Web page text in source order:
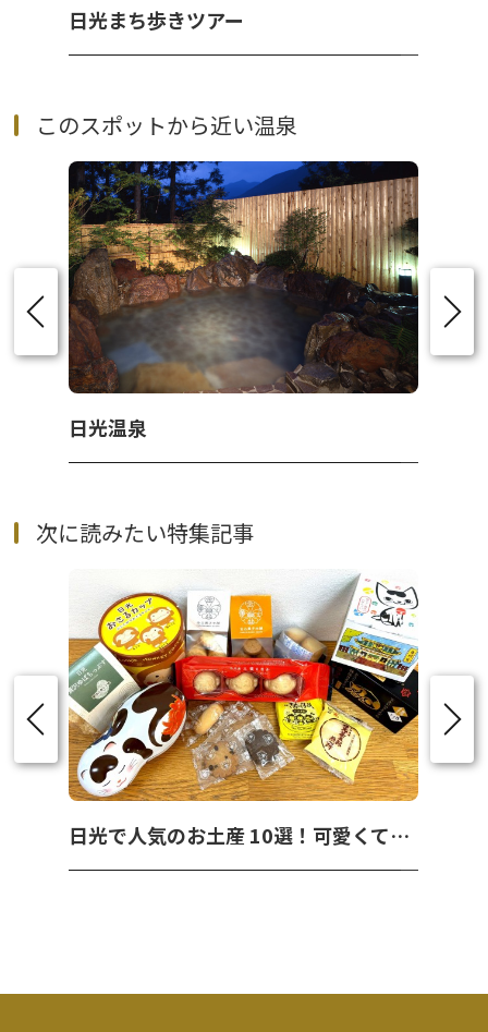
日光まち歩きツアー
このスポットから近い温泉
日光温泉
次に読みたい特集記事
日光で人気のお土産 10選！可愛くて美味しいお菓子を紹介！